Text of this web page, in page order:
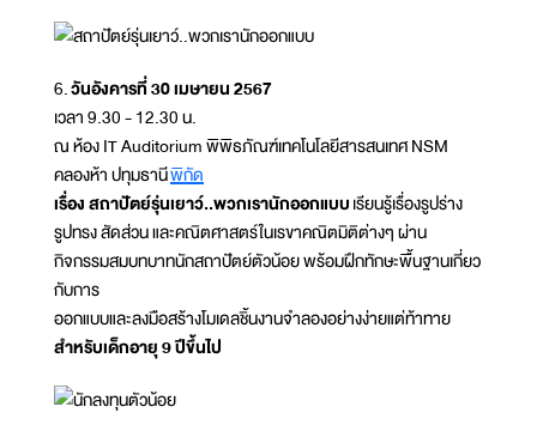
6.วันอังคารที่ 30 เมษายน 2567
เวลา 9.30 - 12.30 น.
ณ ห้อง IT Auditorium พิพิธภัณฑ์เทคโนโลยีสารสนเทศ NSM
คลองห้า ปทุมธานีพิกัด
เรื่อง สถาปัตย์รุ่นเยาว์..พวกเรานักออกแบบเรียนรู้เรื่องรูปร่าง
รูปทรง สัดส่วน และคณิตศาสตร์ในเรขาคณิตมิติต่างๆ ผ่าน
กิจกรรมสมบทบาทนักสถาปัตย์ตัวน้อย พร้อมฝึกทักษะพื้นฐานเกี่ยว
กับการ
ออกแบบและลงมือสร้างโมเดลชิ้นงานจำลองอย่างง่ายแต่ท้าทาย
สำหรับเด็กอายุ 9 ปีขึ้นไป